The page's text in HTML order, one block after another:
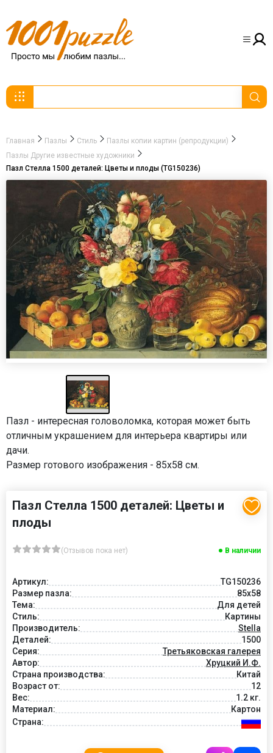
Главная Пазлы Стиль
Пазлы копии картин (репродукции)
Пазлы Другие известные художники
Пазл Стелла 1500 деталей: Цветы и плоды (TG150236)
Пазл - интересная головоломка, которая может быть
отличным украшением для интерьера квартиры или
дачи.
Размер готового изображения - 85x58 см.
Пазл Стелла 1500 деталей: Цветы и
плоды
(Отзывов пока нет) В наличии
Артикул:
TG150236
Размер пазла:
85x58
Тема:
Для детей
Стиль:
Картины
Производитель:
Stella
Деталей:
1500
Серия:
Третьяковская галерея
Автор:
Хруцкий И.Ф.
Страна производства:
Китай
Возраст от:
12
Вес:
1.2 кг.
Материал:
Картон
Страна: